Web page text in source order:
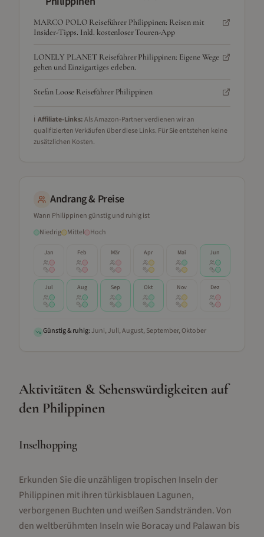
MARCO POLO Reiseführer Philippinen: Reisen mit
Insider-Tipps. Inkl. kostenloser Touren-App
LONELY PLANET Reiseführer Philippinen: Eigene Wege
gehen und Einzigartiges erleben.
Stefan Loose Reiseführer Philippinen
ℹ️ Affiliate-Links:Als Amazon-Partner verdienen wir an
qualifizierten Verkäufen über diese Links. Für Sie entstehen keine
zusätzlichen Kosten.
Andrang & Preise
Wann Philippinen günstig und ruhig ist
Niedrig
Mittel Hoch
Jan Feb Mär Apr Mai Jun
Jul Aug Sep Okt Nov Dez
Günstig & ruhig:Juni, Juli, August, September, Oktober
Aktivitäten & Sehenswürdigkeiten auf
den Philippinen
Inselhopping
Erkunden Sie die unzähligen tropischen Inseln der
Philippinen mit ihren türkisblauen Lagunen,
verborgenen Buchten und weißen Sandstränden. Von
den weltberühmten Inseln wie Boracay und Palawan bis